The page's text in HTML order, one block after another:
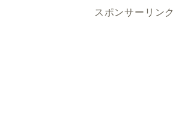
スポンサーリンク